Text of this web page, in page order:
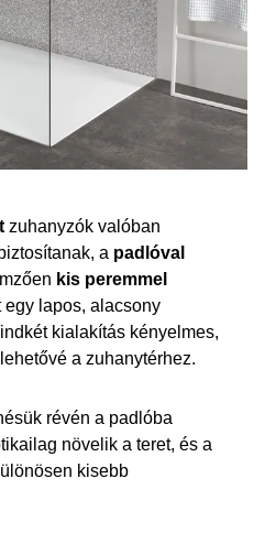
zuhanyzók valóban
biztosítanak, a padlóval
kis peremmel
egy lapos, alacsony
kialakítás kényelmes,
a zuhanytérhez.
révén a padlóba
növelik a teret, és a
kisebb